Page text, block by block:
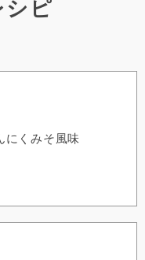
シピ
にくみそ風味